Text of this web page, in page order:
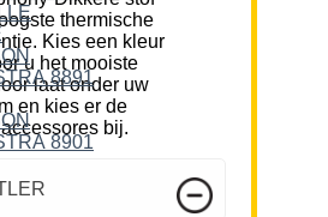
thermische
Kies een kleur
u het mooiste
laat onder uw
en kies er de
bij.